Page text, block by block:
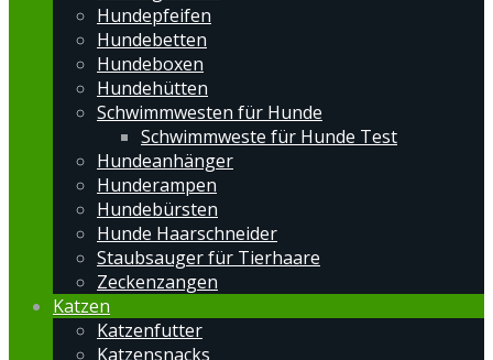
Hundepfeifen
Hundebetten
Hundeboxen
Hundehütten
Schwimmwesten für Hunde
Schwimmweste für Hunde Test
Hundeanhänger
Hunderampen
Hundebürsten
Hunde Haarschneider
Staubsauger für Tierhaare
Zeckenzangen
Katzen
Katzenfutter
Katzensnacks